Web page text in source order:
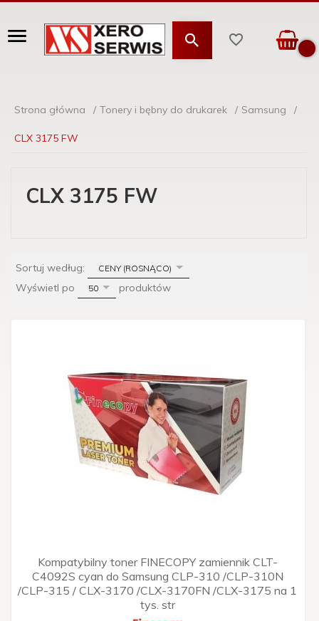
Strona główna Tonery i bębny do drukarek Samsung
CLX 3175 FW
CLX 3175 FW
Sortuj według: sortCENY (ROSNĄCO)
Wyświetl po pop
50 produktów
Kompatybilny toner FINECOPY zamiennik CLT-
C4092S cyan do Samsung CLP-310 /CLP-310N
/CLP-315 / CLX-3170 /CLX-3170FN /CLX-3175 na 1
tys. str